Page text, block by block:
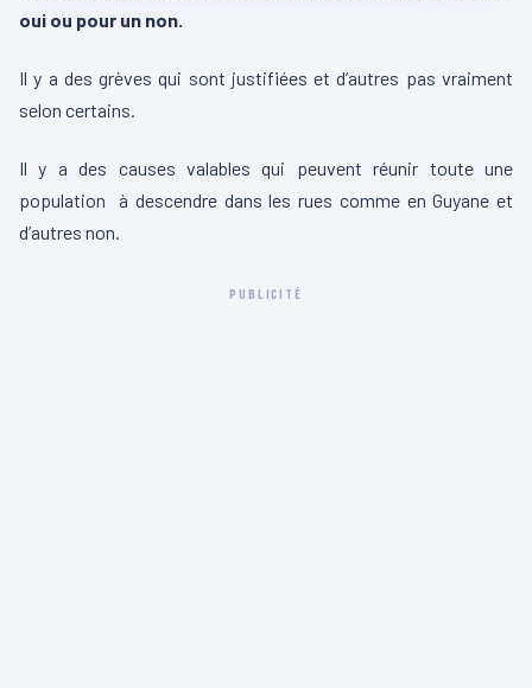
oui ou pour un non.
Il y a des grèves qui sont justifiées et d’autres pas vraiment
selon certains.
Il y a des causes valables qui peuvent réunir toute une
population à descendre dans les rues comme en Guyane et
d’autres non.
PUBLICITÉ